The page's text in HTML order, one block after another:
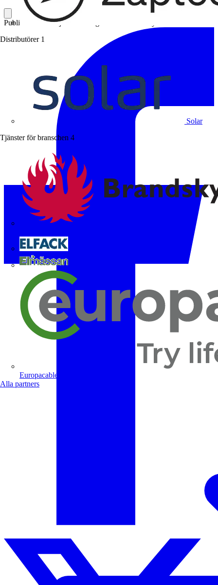
Distributörer 1
Solar
Tjänster för branschen 4
Europacable
Alla partners
Publicerad: 20 maj 2025